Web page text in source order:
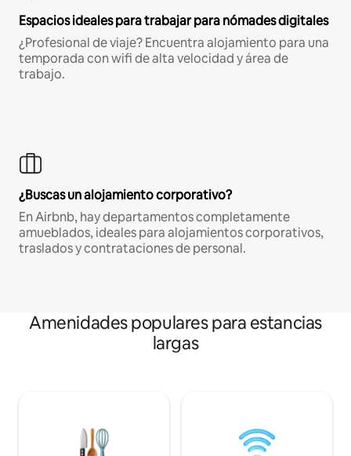
Espacios ideales para trabajar para nómades digitales
¿Profesional de viaje? Encuentra alojamiento para una
temporada con wifi de alta velocidad y área de
trabajo.
¿Buscas un alojamiento corporativo?
En Airbnb, hay departamentos completamente
amueblados, ideales para alojamientos corporativos,
traslados y contrataciones de personal.
Amenidades populares para estancias
largas